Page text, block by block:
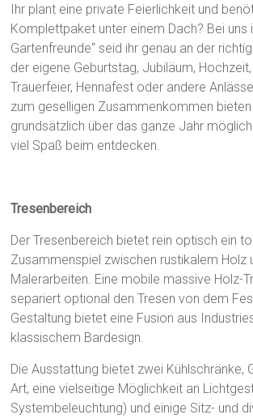
Ihr plant eine private Feierlichkeit und
Komplettpaket unter einem Dach? Bei uns
Gartenfreunde“ seid ihr genau an der
der eigene Geburtstag, Jubiläum,
Trauerfeier, Hennafest oder andere
zum geselligen Zusammenkommen bieten
grundsätzlich über das ganze Jahr
viel Spaß beim entdecken.
Tresenbereich
Der Tresenbereich bietet rein optisch ein
Zusammenspiel zwischen rustikalem Holz
Malerarbeiten. Eine mobile massive Holz-
separiert optional den Tresen von dem
Gestaltung bietet eine Fusion aus
klassischem Bardesign.
Die Ausstattung bietet zwei Kühlschränke,
Art, eine vielseitige Möglichkeit an
Systembeleuchtung) und einige Sitz- und